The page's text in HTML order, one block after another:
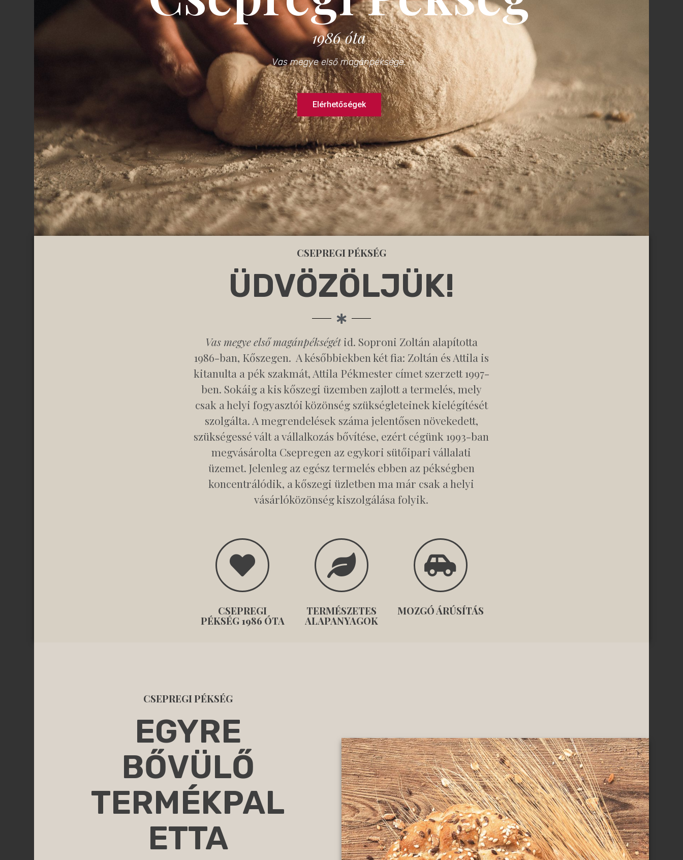
1986 óta
Vas megye első magánpéksége.
Elérhetőségek
CSEPREGI PÉKSÉG
ÜDVÖZÖLJÜK!
Vas megye első magánpékségétid. Soproni Zoltán alapította
1986-ban, Kőszegen. A későbbiekben két fia: Zoltán és Attila is
kitanulta a pék szakmát, Attila Pékmester címet szerzett 1997-
ben. Sokáig a kis kőszegi üzemben zajlott a termelés, mely
csak a helyi fogyasztói közönség szükségleteinek kielégítését
szolgálta. A megrendelések száma jelentősen növekedett,
szükségessé vált a vállalkozás bővítése, ezért cégünk 1993-ban
megvásárolta Csepregen az egykori sütőipari vállalati
üzemet. Jelenleg az egész termelés ebben az pékségben
koncentrálódik, a kőszegi üzletben ma már csak a helyi
vásárlóközönség kiszolgálása folyik.
CSEPREGI
PÉKSÉG 1986 ÓTA
TERMÉSZETES
ALAPANYAGOK
MOZGÓ ÁRÚSÍTÁS
CSEPREGI PÉKSÉG
EGYRE
BŐVÜLŐ
TERMÉKPAL
ETTA